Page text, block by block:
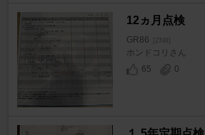
12ヵ月点検
GR86 [ZN8]
ホンドコリさん
65
0